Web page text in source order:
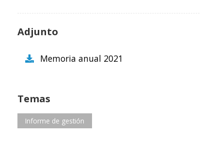
Adjunto
Memoria anual 2021
Temas
Informe de gestión